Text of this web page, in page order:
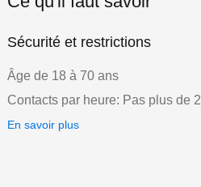
Sécurité et restrictions
Âge de 18 à 70 ans
Contacts par heure: Pas plus de 2
En savoir plus